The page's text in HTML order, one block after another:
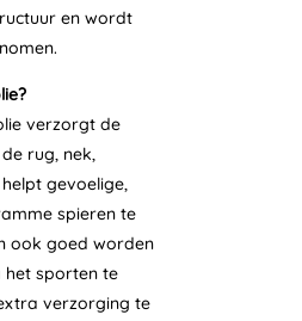
en wordt
verzorgt de
rug, nek,
gevoelige,
spieren te
ook goed worden
het sporten te
verzorging te